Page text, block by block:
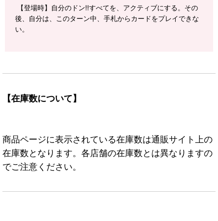
【登場時】自分のドン!!すべてを、アクティブにする。その
後、自分は、このターン中、手札からカードをプレイできな
い。
【在庫数について】
商品ページに表示されている在庫数は通販サイト上の
在庫数となります。各店舗の在庫数とは異なりますの
でご注意ください。